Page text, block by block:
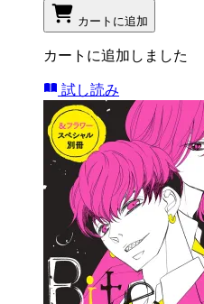
カートに追加
カートに追加しました
試し読み